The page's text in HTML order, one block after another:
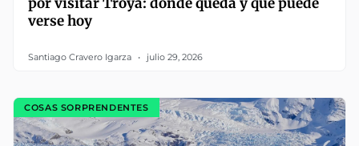
verse hoy
Santiago Cravero Igarza julio 29, 2026
COSAS SORPRENDENTES